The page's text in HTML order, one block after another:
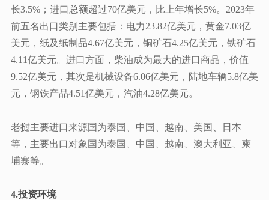
长3.5%；进口总额超过70亿美元，比上年增长5%。2023年
前五名出口类别主要包括：电力23.82亿美元，黄金7.03亿
美元，纸及纸制品4.67亿美元，铜矿石4.25亿美元，铁矿石
4.11亿美元。进口方面，柴油成为最大的进口商品，价值
9.52亿美元，其次是机械设备6.06亿美元，陆地车辆5.8亿美
元，钢铁产品4.51亿美元，汽油4.28亿美元。
老挝主要进口来源国为泰国 中国 越南、 美国
日本
等，主要出口对象国为泰国、中国、越南、澳大利亚、柬
埔寨等。
4.投资环境